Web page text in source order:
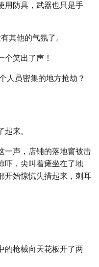
用防具，武器也只是手
其他的气氛了。
个笑出了声！
人员密集的地方抢劫？
来。
一声，店铺的落地窗被击
吓，尖叫着瘫坐在了地
开始惊慌失措起来，刺耳
的枪械向天花板开了两